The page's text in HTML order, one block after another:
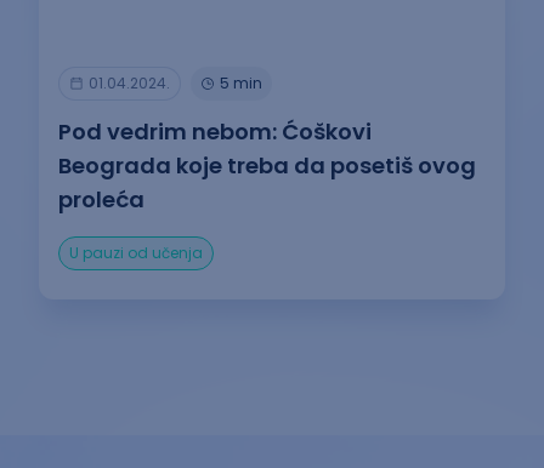
01.04.2024. 5 min
Pod vedrim nebom: Ćoškovi
Beograda koje treba da posetiš ovog
proleća
U pauzi od učenja